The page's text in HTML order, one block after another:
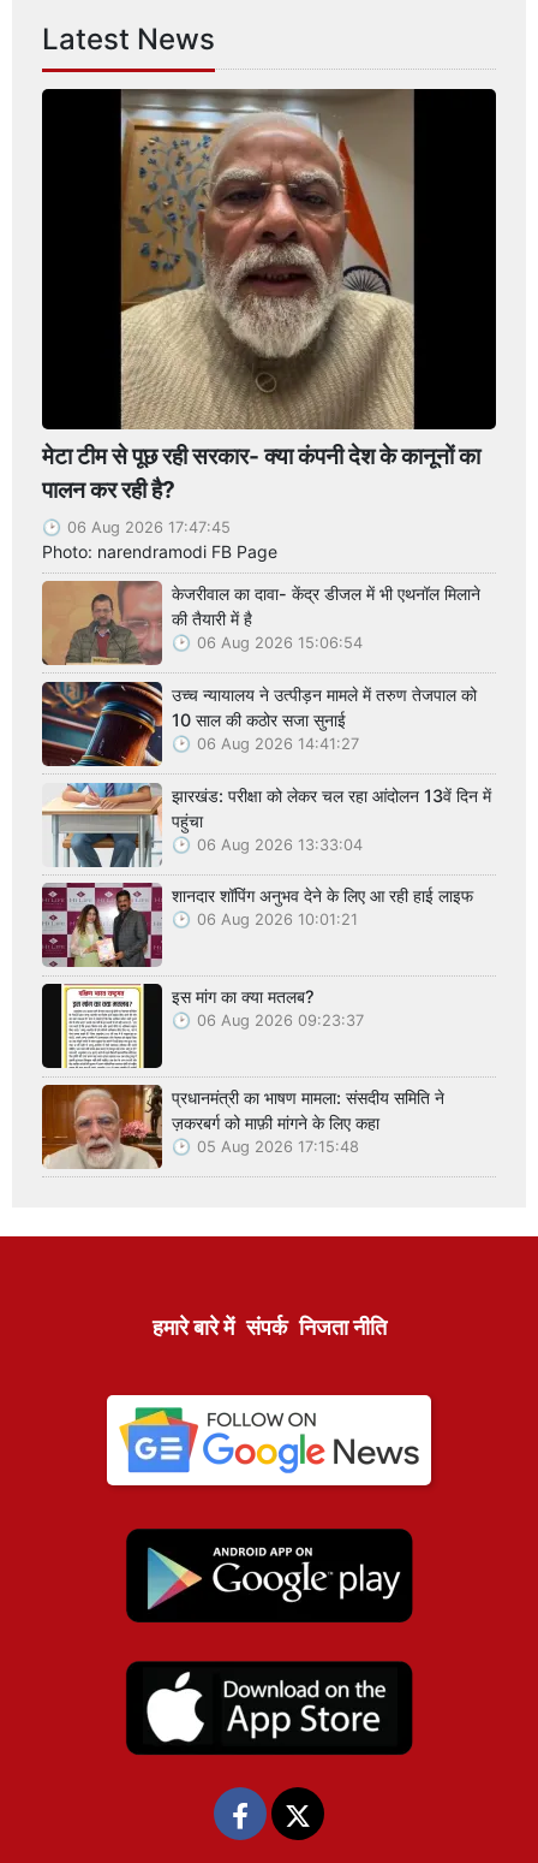
Latest News
मेटा टीम से पूछ रही सरकार- क्या कंपनी देश के कानूनों का
पालन कर रही है?
06 Aug 2026 17:47:45
Photo: narendramodi FB Page
केजरीवाल का दावा- केंद्र डीजल में भी एथनॉल मिलाने
की तैयारी में है
06 Aug 2026 15:06:54
उच्च न्यायालय ने उत्पीड़न मामले में तरुण तेजपाल को
10 साल की कठोर सजा सुनाई
06 Aug 2026 14:41:27
झारखंड: परीक्षा को लेकर चल रहा आंदोलन 13वें दिन में
पहुंचा
06 Aug 2026 13:33:04
शानदार शॉपिंग अनुभव देने के लिए आ रही हाई लाइफ
06 Aug 2026 10:01:21
इस मांग का क्या मतलब?
06 Aug 2026 09:23:37
प्रधानमंत्री का भाषण मामला: संसदीय समिति ने
ज़करबर्ग को माफ़ी मांगने के लिए कहा
05 Aug 2026 17:15:48
हमारे बारे में संपर्क निजता नीति